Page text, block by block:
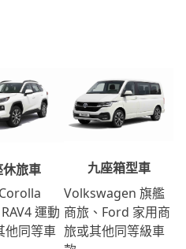
休旅車
運動
他同等車
九座箱型車
Volkswagen 旗艦
商旅、Ford 家用商
旅或其他同等級車